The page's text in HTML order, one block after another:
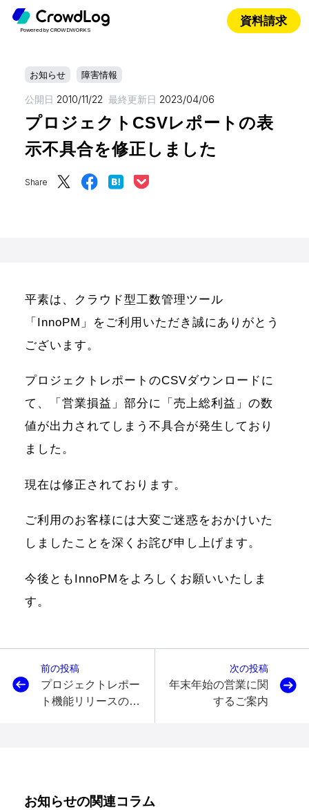
Powered by CROWDWORKS
資料請求
お知らせ 障害情報
公開日 2010/11/22 最終更新日 2023/04/06
プロジェクトCSVレポートの表
示不具合を修正しました
Share
平素は、クラウド型工数管理ツール
「InnoPM」をご利用いただき誠にありがとう
ございます。
プロジェクトレポートのCSVダウンロードに
て、「営業損益」部分に「売上総利益」の数
値が出力されてしまう不具合が発生しており
ました。
現在は修正されております。
ご利用のお客様には大変ご迷惑をおかけいた
しましたことを深くお詫び申し上げます。
今後ともInnoPMをよろしくお願いいたしま
す。
前の投稿
プロジェクトレポー
ト機能リリースのお
次の投稿
年末年始の営業に関
するご案内
お知らせの関連コラム